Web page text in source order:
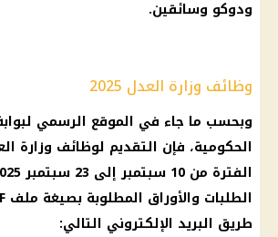
ودوكو وسائقين.
وظائف وزارة العدل 2025
وبحسب ما جاء في الموقع الرسمي
الحكومية، فإن التقديم لوظائف وزارة
طريق البريد الإلكتروني التالي: